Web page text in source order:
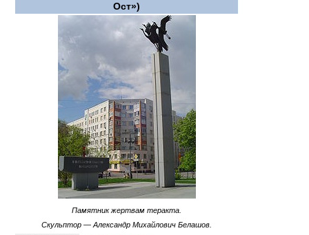
Ост»)
Памятник жертвам теракта.
Скульптор — Александр Михайлович Белашов.